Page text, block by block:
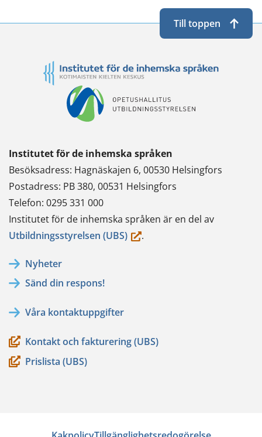
Institutet för de inhemska språken
Besöksadress: Hagnäskajen 6, 00530 Helsingfors
Postadress: PB 380, 00531 Helsingfors
Telefon: 0295 331 000
Institutet för de inhemska språken är en del av
Utbildningsstyrelsen (UBS)(du.
Nyheter
Sänd din respons!
Våra kontaktuppgifter
Kontakt och fakturering (UBS)
Prislista (UBS)
Till toppen